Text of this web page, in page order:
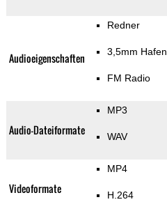
Audioeigenschaften
Redner
3,5mm Hafen
FM Radio
Audio-Dateiformate
MP3
WAV
Videoformate
MP4
H.264